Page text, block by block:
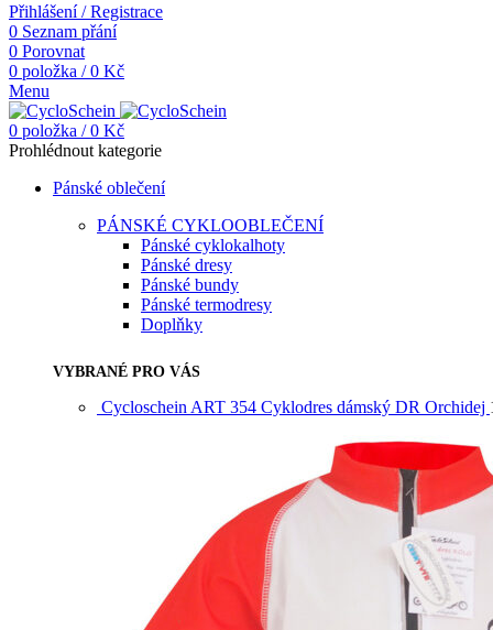
Přihlášení / Registrace
0 Seznam přání
0 Porovnat
0 položka / 0 Kč
Menu
0 položka / 0 Kč
Prohlédnout kategorie
Pánské oblečení
PÁNSKÉ CYKLOOBLEČENÍ
Pánské cyklokalhoty
Pánské dresy
Pánské bundy
Pánské termodresy
Doplňky
VYBRANÉ PRO VÁS
Cycloschein ART 354 Cyklodres dámský DR Orchidej